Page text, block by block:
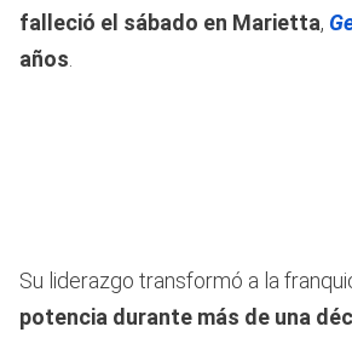
falleció el sábado en Marietta,
años
Su liderazgo transformó a la
potencia durante más de una